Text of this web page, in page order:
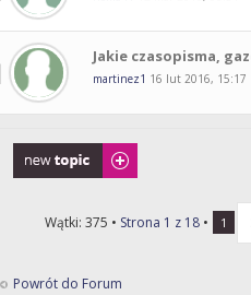
Jakie czasopisma,
martinez1 16 lut 2016, 15:17
Napisz wątek
Wątki: 375 • Strona 1 z 18 • 1
Powrót do Forum